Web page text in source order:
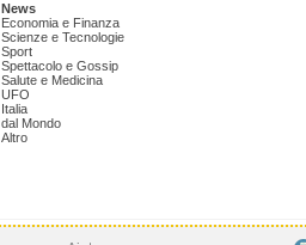
News
Economia e Finanza
Scienze e Tecnologie
Sport
Spettacolo e Gossip
Salute e Medicina
UFO
Italia
dal Mondo
Altro